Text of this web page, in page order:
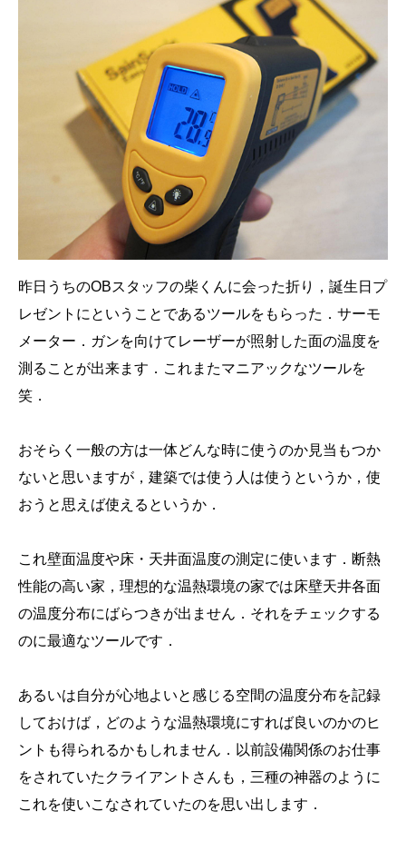
昨日うちのOBスタッフの柴くんに会った折り，誕生日プ
レゼントにということであるツールをもらった．サーモ
メーター．ガンを向けてレーザーが照射した面の温度を
測ることが出来ます．これまたマニアックなツールを
笑．
おそらく一般の方は一体どんな時に使うのか見当もつか
ないと思いますが，建築では使う人は使うというか，使
おうと思えば使えるというか．
これ壁面温度や床・天井面温度の測定に使います．断熱
性能の高い家，理想的な温熱環境の家では床壁天井各面
の温度分布にばらつきが出ません．それをチェックする
のに最適なツールです．
あるいは自分が心地よいと感じる空間の温度分布を記録
しておけば，どのような温熱環境にすれば良いのかのヒ
ントも得られるかもしれません．以前設備関係のお仕事
をされていたクライアントさんも，三種の神器のように
これを使いこなされていたのを思い出します．